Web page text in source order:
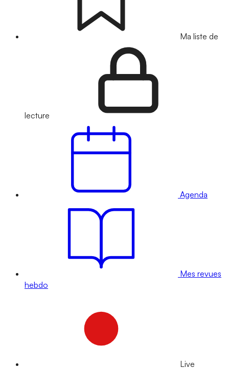
Ma liste de
lecture
Agenda
Mes revues
hebdo
Live